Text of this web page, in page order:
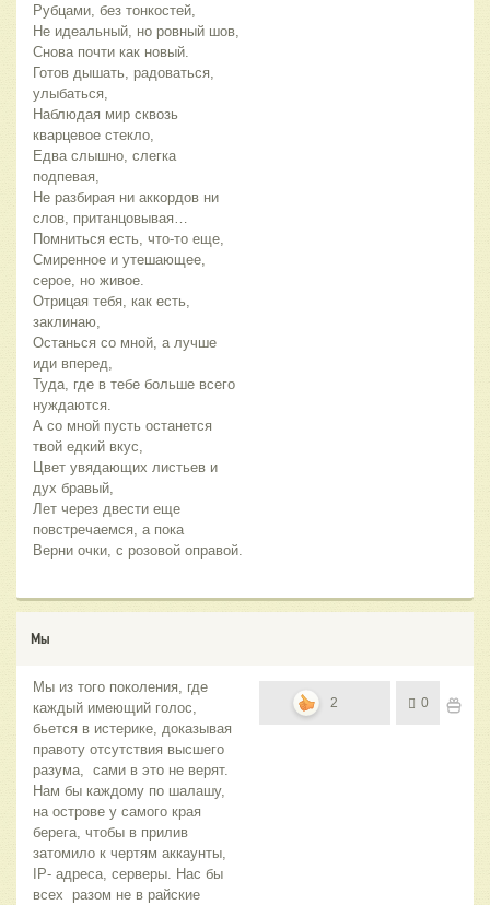
Рубцами, без тонкостей,
Не идеальный, но ровный шов,
Снова почти как новый.
Готов дышать, радоваться,
улыбаться,
Наблюдая мир сквозь
кварцевое стекло,
Едва слышно, слегка
подпевая,
Не разбирая ни аккордов ни
слов, пританцовывая…
Помниться есть, что-то еще,
Смиренное и утешающее,
серое, но живое.
Отрицая тебя, как есть,
заклинаю,
Останься со мной, а лучше
иди вперед,
Туда, где в тебе больше всего
нуждаются.
А со мной пусть останется
твой едкий вкус,
Цвет увядающих листьев и
дух бравый,
Лет через двести еще
повстречаемся, а пока
Верни очки, с розовой оправой.
Мы
Мы из того поколения, где
каждый имеющий голос,
бьется в истерике, доказывая
правоту отсутствия высшего
разума, сами в это не верят.
Нам бы каждому по шалашу,
на острове у самого края
берега, чтобы в прилив
затомило к чертям аккаунты,
IP- адреса, серверы. Нас бы
всех разом не в райские
2 0